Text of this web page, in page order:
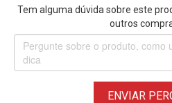
Tem alguma dúvida sobre este
outros
ENVIAR